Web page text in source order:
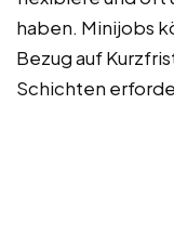
haben. Minijobs
Bezug auf
Schichten